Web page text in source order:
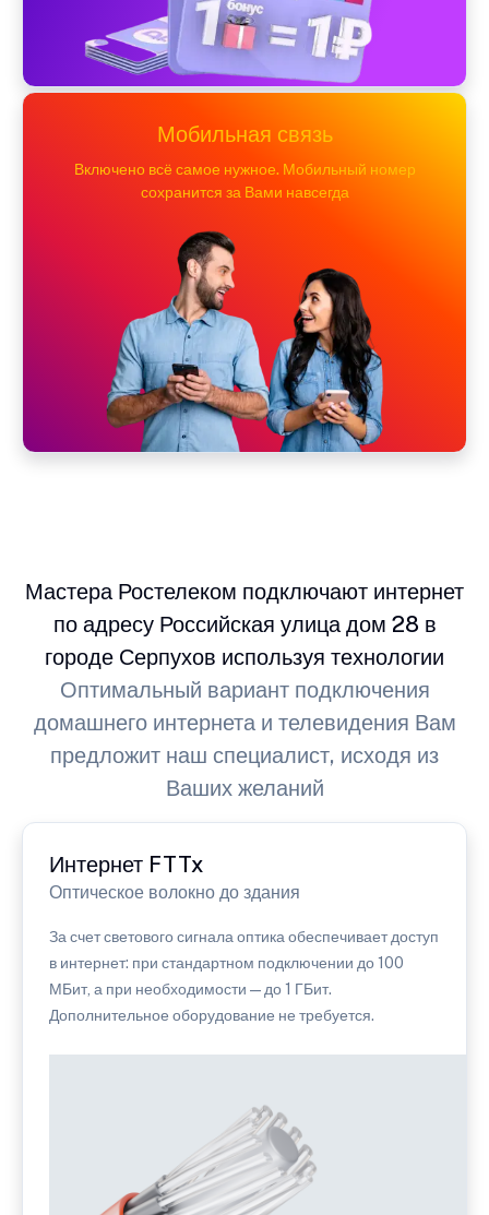
Мобильная связь
Включено всё самое нужное. Мобильный номер
сохранится за Вами навсегда
Мастера Ростелеком подключают интернет
по адресу Российская улица дом 28 в
городе Серпухов используя технологии
Оптимальный вариант подключения
домашнего интернета и телевидения Вам
предложит наш специалист, исходя из
Ваших желаний
Интернет FTTx
Оптическое волокно до здания
За счет светового сигнала оптика обеспечивает доступ
в интернет: при стандартном подключении до 100
МБит, а при необходимости — до 1 ГБит.
Дополнительное оборудование не требуется.